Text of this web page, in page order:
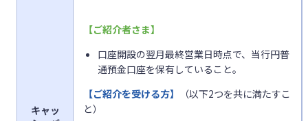
キャッ
【ご紹介者さま】
口座開設の翌月最終営業日時点で、当行円普
通預金口座を保有していること。
【ご紹介を受ける方】
（以下2つを共に満たすこ
と）